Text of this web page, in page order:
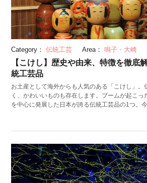
Category： 伝統工芸 Area： 鳴子・大崎
【こけし】歴史や由来、特徴を徹底
統工芸品
お土産として海外からも人気のある「こけし」。
く、かわいいものも存在します。ブームが起こ
を中心に発展した日本が誇る伝統工芸品の1つ。